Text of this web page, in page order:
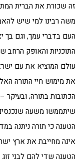
זה שכורת את הברית
משה רבינו למי שיש
העם בדברי עמך, וגם בך
התוכניות והאופק הרחב
עולם המוציא את עם
את מימוש חיי התורה
הכתובות בתורה; ובעיקר
שיתממשו משעה
הטענה כי תורה ניתנה
אינה מחייבת את ארץ
הטענה שדי להם לבני